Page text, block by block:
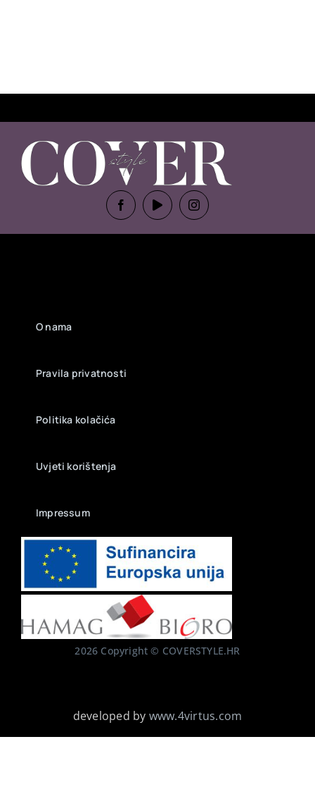
O nama
Pravila privatnosti
Politika kolačića
Uvjeti korištenja
Impressum
2026 Copyright © COVERSTYLE.HR
developed by www.4virtus.com